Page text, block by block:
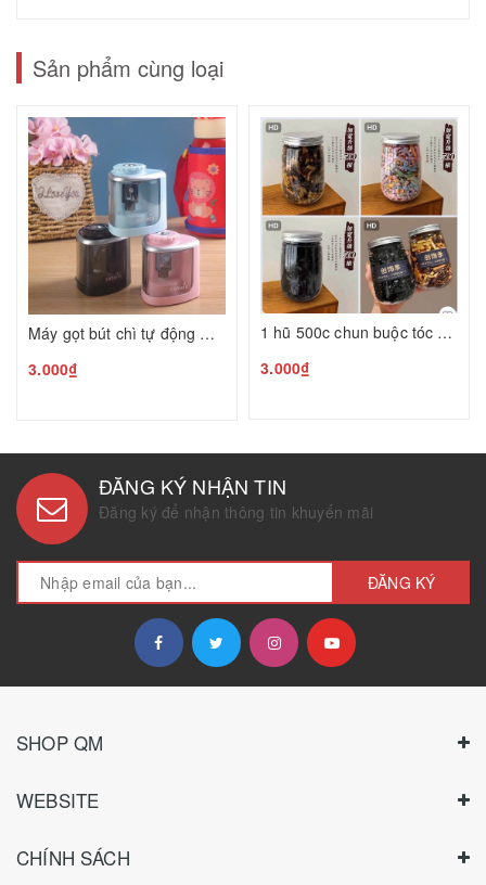
Sản phẩm cùng loại
Máy gọt bút chì tự động Hàn Quốc H26080407
3.000₫
1 hũ 500c chun buộc tóc H26080343
3.000₫
ĐĂNG KÝ NHẬN TIN
Đăng ký để nhận thông tin khuyến mãi
ĐĂNG KÝ
SHOP QM
WEBSITE
CHÍNH SÁCH